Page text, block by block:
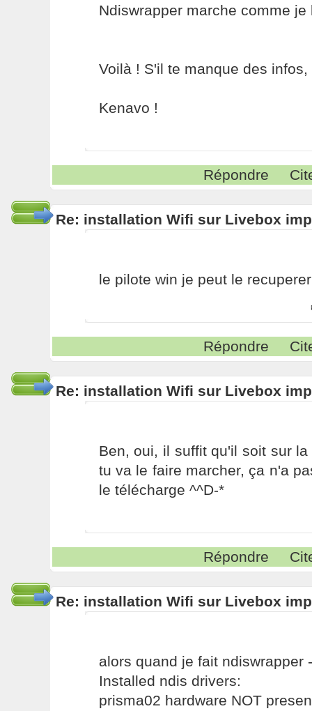
Ndiswrapper marche comme je
Voilà ! S'il te manque des
Kenavo !
Répondre
Re: installation Wifi sur Livebox
le pilote win je peut le
Répondre
Re: installation Wifi sur Livebox
Ben, oui, il suffit qu'il soit sur
tu va le faire marcher, ça n'a
le télécharge ^^D-*
Répondre
Re: installation Wifi sur Livebox
alors quand je fait ndiswrapper
Installed ndis drivers:
prisma02 hardware NOT